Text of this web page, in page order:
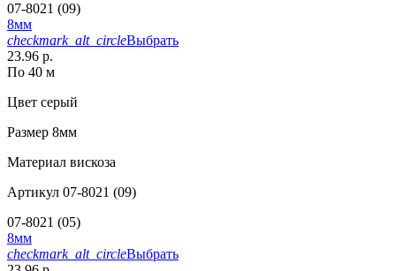
07-8021 (09)
8мм
checkmark_alt_circleВыбрать
23.96 р.
По 40 м
Цвет серый
Размер 8мм
Материал вискоза
Артикул 07-8021 (09)
07-8021 (05)
8мм
checkmark_alt_circleВыбрать